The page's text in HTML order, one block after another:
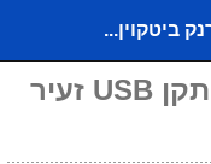
ארנק ביטקוין בחומרה - התקן USB זעיר